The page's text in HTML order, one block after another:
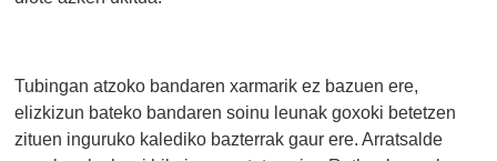
Tubingan atzoko bandaren xarmarik ez bazuen ere,
elizkizun bateko bandaren soinu leunak goxoki betetzen
zituen inguruko kalediko bazterrak gaur ere. Arratsalde